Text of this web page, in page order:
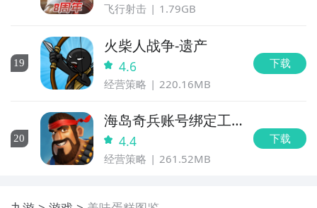
飞行射击 1.79GB
19
火柴人战争-遗产
4.6
经营策略 220.16MB
下载
20
海岛奇兵账号绑定工
具 4.4
经营策略 261.52MB
下载